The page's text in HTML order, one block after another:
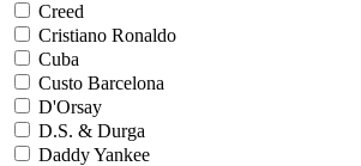
Creed
Cristiano Ronaldo
Cuba
Custo Barcelona
D'Orsay
D.S. & Durga
Daddy Yankee